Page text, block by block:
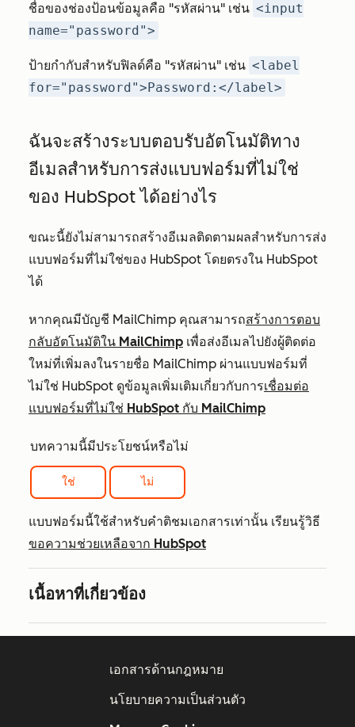
ชื่อของช่องป้อนข้อมูลคือ "รหัสผ่าน" เช่น <input
name="password">
ป้ายกำกับสำหรับฟิลด์คือ "รหัสผ่าน" เช่น <label
for="password">Password:</label>
ฉันจะสร้างระบบตอบรับอัตโนมัติทาง
อีเมลสำหรับการส่งแบบฟอร์มที่ไม่ใช่
ของ HubSpot ได้อย่างไร
ขณะนี้ยังไม่สามารถสร้างอีเมลติดตามผลสำหรับการส่ง
แบบฟอร์มที่ไม่ใช่ของ HubSpot โดยตรงใน HubSpot
ได้
หากคุณมีบัญชี MailChimp คุณสามารถสร้างการตอบ
กลับอัตโนมัติใน MailChimp เพื่อส่งอีเมลไปยังผู้ติดต่อ
ใหม่ที่เพิ่มลงในรายชื่อ MailChimp ผ่านแบบฟอร์มที่
ไม่ใช่ HubSpot ดูข้อมูลเพิ่มเติมเกี่ยวกับการเชื่อมต่อ
แบบฟอร์มที่ไม่ใช่ HubSpot กับ MailChimp
บทความนี้มีประโยชน์หรือไม่
ใช่ ไม่
แบบฟอร์มนี้ใช้สำหรับคำติชมเอกสารเท่านั้น เรียนรู้วิธี
ขอความช่วยเหลือจาก HubSpot
เนื้อหาที่เกี่ยวข้อง
เอกสารด้านกฎหมาย
นโยบายความเป็นส่วนตัว